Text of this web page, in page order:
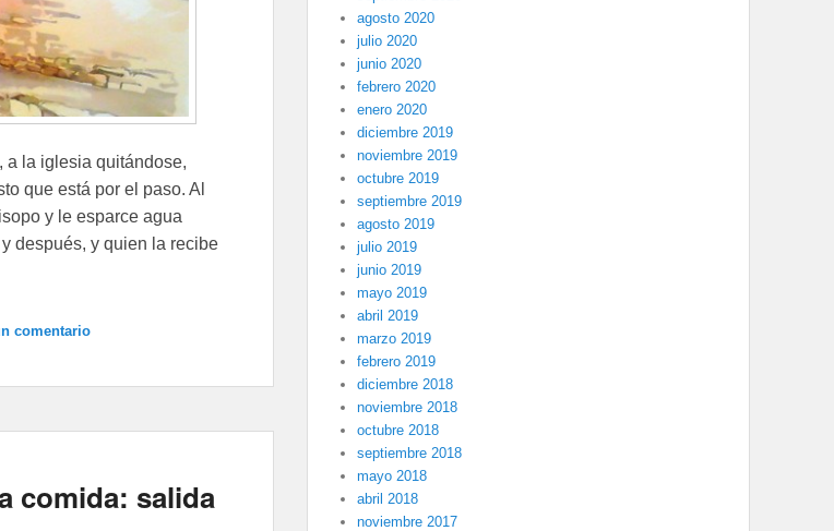
a la iglesia quitándose,
que está por el paso. Al
y le esparce agua
después, y quien la recibe
comentario
comida: salida
agosto 2020
julio 2020
junio 2020
febrero 2020
enero 2020
diciembre 2019
noviembre 2019
octubre 2019
septiembre 2019
agosto 2019
julio 2019
junio 2019
mayo 2019
abril 2019
marzo 2019
febrero 2019
diciembre 2018
noviembre 2018
octubre 2018
septiembre 2018
mayo 2018
abril 2018
noviembre 2017